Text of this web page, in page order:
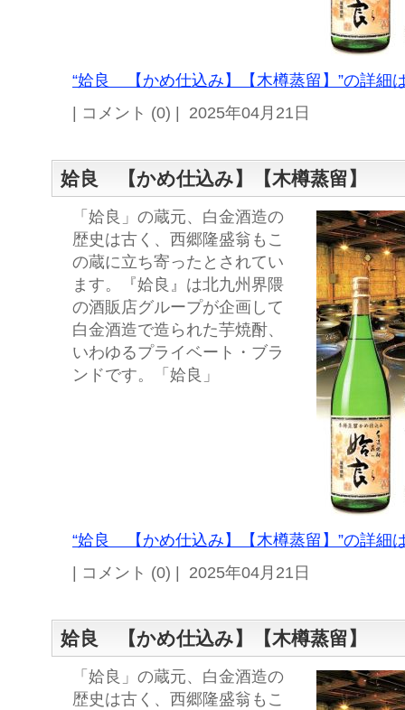
“姶良 【かめ仕込み】【木樽蒸留】”の詳細
| コメント (0) | 2025年04月21日
姶良 【かめ仕込み】【木樽蒸留】
「姶良」の蔵元、白金酒造の
歴史は古く、西郷隆盛翁もこ
の蔵に立ち寄ったとされてい
ます。『姶良』は北九州界隈
の酒販店グループが企画して
白金酒造で造られた芋焼酎、
いわゆるプライベート・ブラ
ンドです。「姶良」
“姶良 【かめ仕込み】【木樽蒸留】”の詳細
| コメント (0) | 2025年04月21日
姶良 【かめ仕込み】【木樽蒸留】
「姶良」の蔵元、白金酒造の
歴史は古く、西郷隆盛翁もこ